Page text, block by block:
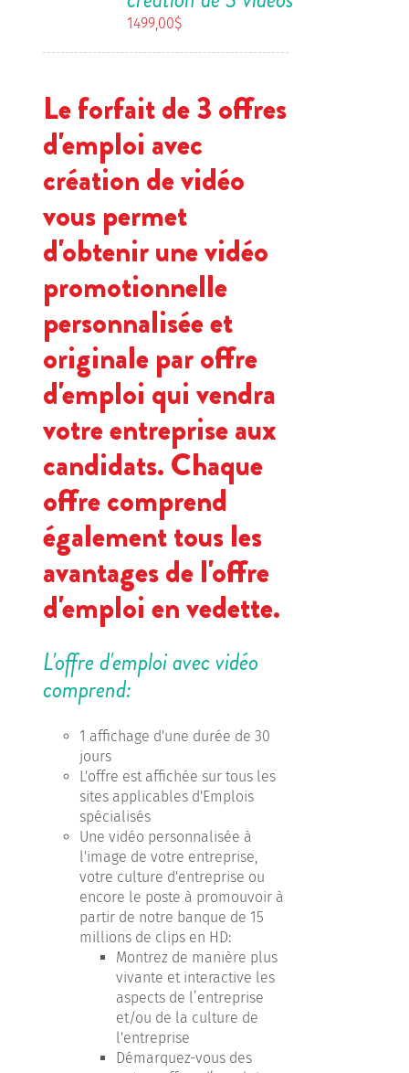
1499,00$
Le forfait de 3 offres
d'emploi avec
création de vidéo
vous permet
d'obtenir une vidéo
promotionnelle
personnalisée et
originale par offre
d'emploi qui vendra
votre entreprise aux
candidats. Chaque
offre comprend
également tous les
avantages de l'offre
d'emploi en vedette.
L'offre d'emploi avec vidéo
comprend:
1 affichage d'une durée de 30
jours
L'offre est affichée sur tous les
sites applicables d'Emplois
spécialisés
Une vidéo personnalisée à
l'image de votre entreprise,
votre culture d'entreprise ou
encore le poste à promouvoir à
partir de notre banque de 15
millions de clips en HD:
Montrez de manière plus
vivante et interactive les
aspects de l’entreprise
et/ou de la culture de
l'entreprise
Démarquez-vous des